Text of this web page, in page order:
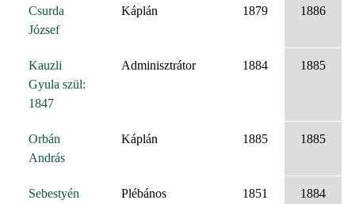
Csurda
József
Káplán 1879 1886
Kauzli
Gyula szül:
1847
Adminisztrátor 1884 1885
Orbán
András
Káplán 1885 1885
Sebestyén
Plébános 1851 1884